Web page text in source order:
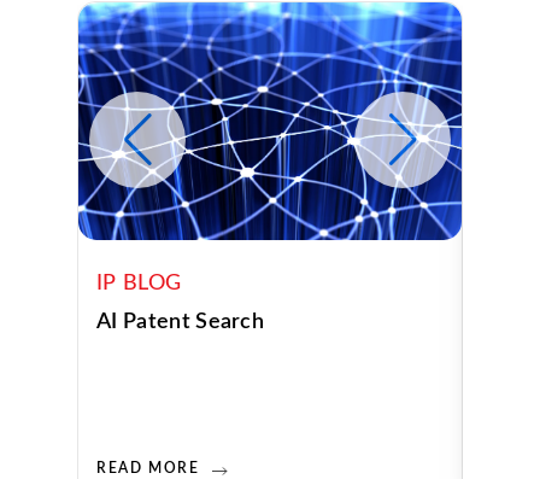
IP BLOG
AI Patent Search
READ MORE